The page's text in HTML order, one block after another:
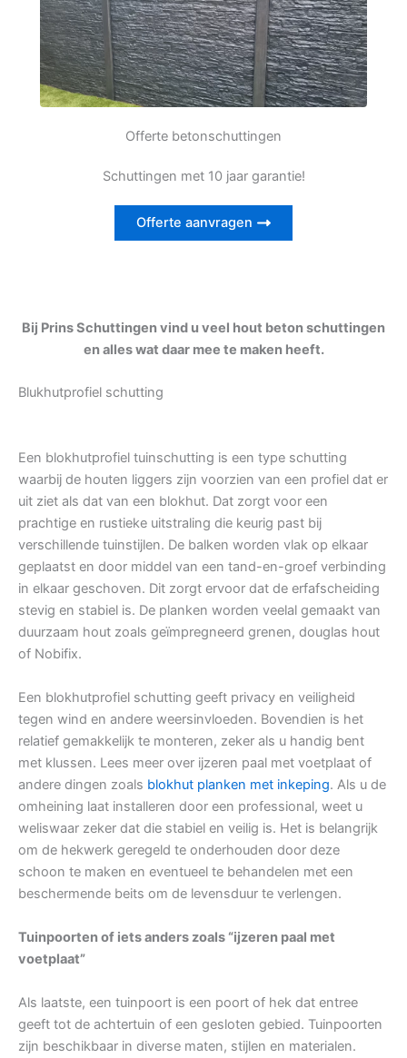
Offerte betonschuttingen
Schuttingen met 10 jaar garantie!
Offerte aanvragen
Bij Prins Schuttingen vind u veel hout beton schuttingen
en alles wat daar mee te maken heeft.
Blukhutprofiel schutting
Een blokhutprofiel tuinschutting is een type schutting
waarbij de houten liggers zijn voorzien van een profiel dat er
uit ziet als dat van een blokhut. Dat zorgt voor een
prachtige en rustieke uitstraling die keurig past bij
verschillende tuinstijlen. De balken worden vlak op elkaar
geplaatst en door middel van een tand-en-groef verbinding
in elkaar geschoven. Dit zorgt ervoor dat de erfafscheiding
stevig en stabiel is. De planken worden veelal gemaakt van
duurzaam hout zoals geïmpregneerd grenen, douglas hout
of Nobifix.
Een blokhutprofiel schutting geeft privacy en veiligheid
tegen wind en andere weersinvloeden. Bovendien is het
relatief gemakkelijk te monteren, zeker als u handig bent
met klussen. Lees meer over ijzeren paal met voetplaat of
andere dingen zoals blokhut planken met inkeping. Als u de
omheining laat installeren door een professional, weet u
weliswaar zeker dat die stabiel en veilig is. Het is belangrijk
om de hekwerk geregeld te onderhouden door deze
schoon te maken en eventueel te behandelen met een
beschermende beits om de levensduur te verlengen.
Tuinpoorten of iets anders zoals “ijzeren paal met
voetplaat”
Als laatste, een tuinpoort is een poort of hek dat entree
geeft tot de achtertuin of een gesloten gebied. Tuinpoorten
zijn beschikbaar in diverse maten, stijlen en materialen.